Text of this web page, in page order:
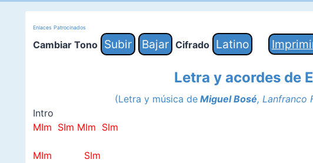
Enlaces Patrocinados
Cambiar Tono Subir Bajar Cifrado Latino
Letra y acordes de
(Letra y música de Miguel Bosé, Lanfranco
Intro
MIm SIm MIm SIm
MIm
SIm